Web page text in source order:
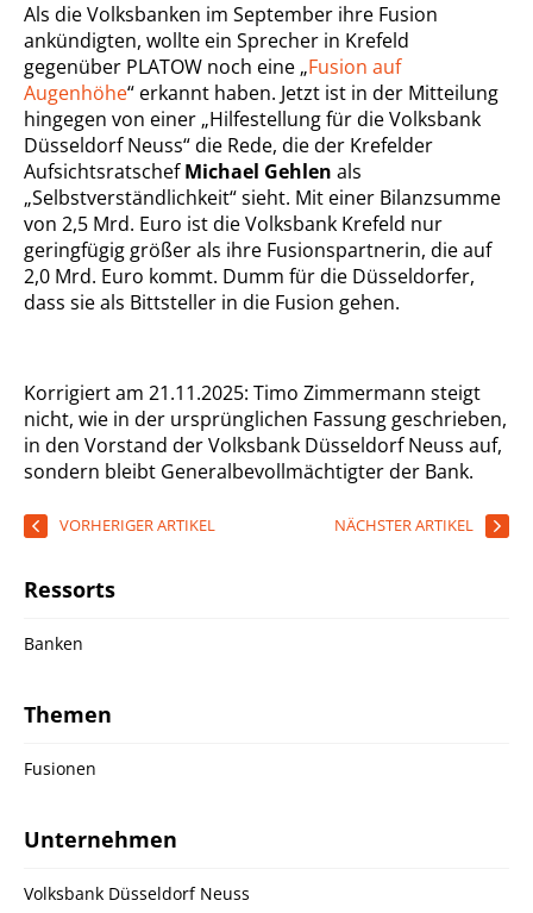
Als die Volksbanken im September ihre Fusion
ankündigten, wollte ein Sprecher in Krefeld
gegenüber PLATOW noch eine „Fusion auf
Augenhöhe“ erkannt haben. Jetzt ist in der Mitteilung
hingegen von einer „Hilfestellung für die Volksbank
Düsseldorf Neuss“ die Rede, die der Krefelder
AufsichtsratschefMichael Gehlen als
„Selbstverständlichkeit“ sieht. Mit einer Bilanzsumme
von 2,5 Mrd. Euro ist die Volksbank Krefeld nur
geringfügig größer als ihre Fusionspartnerin, die auf
2,0 Mrd. Euro kommt. Dumm für die Düsseldorfer,
dass sie als Bittsteller in die Fusion gehen.
Korrigiert am 21.11.2025: Timo Zimmermann steigt
nicht, wie in der ursprünglichen Fassung geschrieben,
in den Vorstand der Volksbank Düsseldorf Neuss auf,
sondern bleibt Generalbevollmächtigter der Bank.
VORHERIGER ARTIKEL NÄCHSTER ARTIKEL
Ressorts
Banken
Themen
Fusionen
Unternehmen
Volksbank Düsseldorf Neuss